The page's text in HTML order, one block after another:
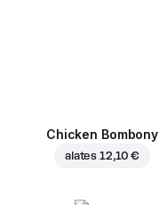
Chicken Bombony
alates 12,10 €